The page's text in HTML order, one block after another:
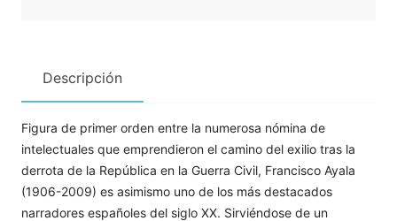
Descripción
Figura de primer orden entre la numerosa nómina de
intelectuales que emprendieron el camino del exilio tras la
derrota de la República en la Guerra Civil, Francisco Ayala
(1906-2009) es asimismo uno de los más destacados
narradores españoles del siglo XX. Sirviéndose de un